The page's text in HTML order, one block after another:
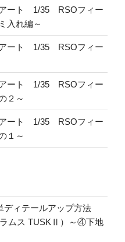
アート 1/35 RSOフィー
入れ編～
アート 1/35 RSOフィー
アート 1/35 RSOフィー
２～
アート 1/35 RSOフィー
１～
ディテールアップ方法
ムス TUSKⅡ）～④下地